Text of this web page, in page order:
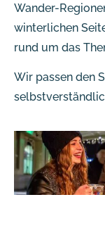
Wander-
winterlichen
rund um das
Wir passen den